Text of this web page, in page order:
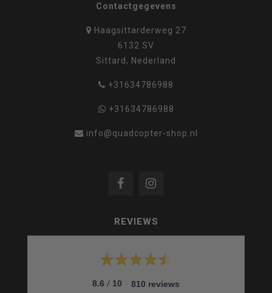
Contactgegevens
Haagsittarderweg 27
6132 SV
Sittard, Nederland
+31634786988
+31634786988
info@quadcopter-shop.nl
REVIEWS
8.6 / 10 810 reviews